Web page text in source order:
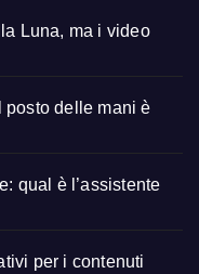
Luna, ma i video
posto delle mani è
qual è l’assistente
per i contenuti